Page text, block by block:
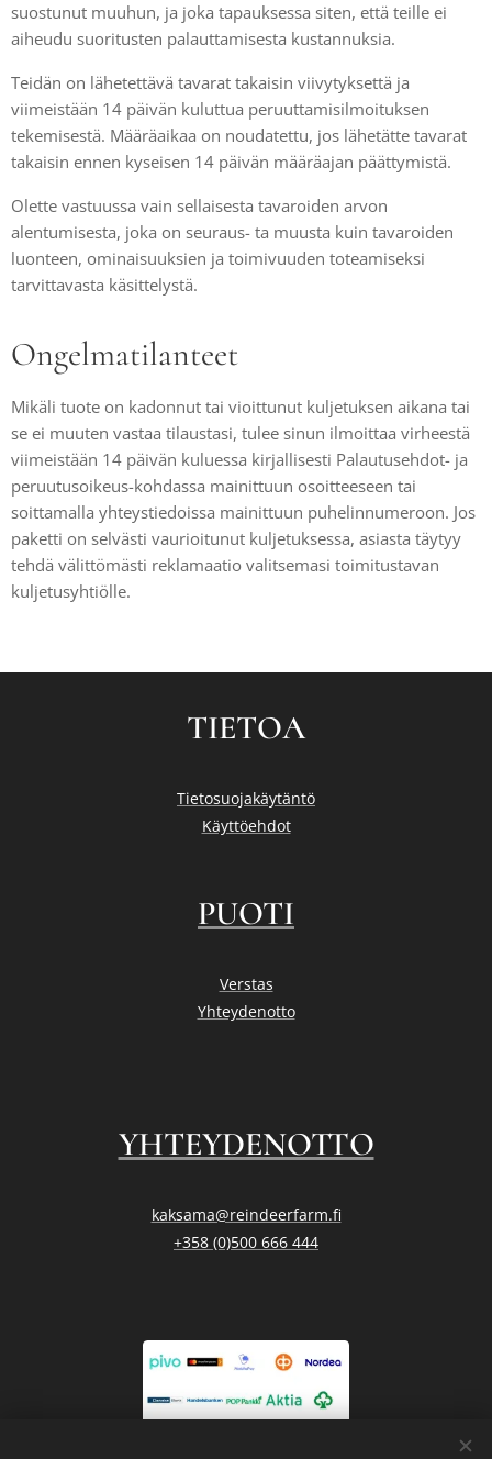
suostunut muuhun, ja joka tapauksessa siten, että teille ei
aiheudu suoritusten palauttamisesta kustannuksia.
Teidän on lähetettävä tavarat takaisin viivytyksettä ja
viimeistään 14 päivän kuluttua peruuttamisilmoituksen
tekemisestä. Määräaikaa on noudatettu, jos lähetätte tavarat
takaisin ennen kyseisen 14 päivän määräajan päättymistä.
Olette vastuussa vain sellaisesta tavaroiden arvon
alentumisesta, joka on seuraus- ta muusta kuin tavaroiden
luonteen, ominaisuuksien ja toimivuuden toteamiseksi
tarvittavasta käsittelystä.
Ongelmatilanteet
Mikäli tuote on kadonnut tai vioittunut kuljetuksen aikana tai
se ei muuten vastaa tilaustasi, tulee sinun ilmoittaa virheestä
viimeistään 14 päivän kuluessa kirjallisesti Palautusehdot- ja
peruutusoikeus-kohdassa mainittuun osoitteeseen tai
soittamalla yhteystiedoissa mainittuun puhelinnumeroon. Jos
paketti on selvästi vaurioitunut kuljetuksessa, asiasta täytyy
tehdä välittömästi reklamaatio valitsemasi toimitustavan
kuljetusyhtiölle.
TIETOA
Tietosuojakäytäntö
Käyttöehdot
PUOTI
Verstas
Yhteydenotto
YHTEYDENOTTO
kaksama@reindeerfarm.fi
+358 (0)500 666 444